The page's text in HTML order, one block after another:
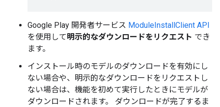
Google Play 開発者サービス ModuleInstallClient API
を使用して明示的なダウンロードをリクエスト でき
ます。
インストール時のモデルのダウンロードを有効にし
ない場合や、明示的なダウンロードをリクエストし
ない場合は、機能を初めて実行したときにモデルが
ダウンロードされます。 ダウンロードが完了するま